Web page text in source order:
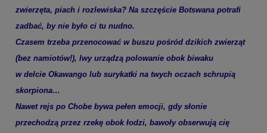
zwierzęta, piach i rozlewiska? Na szczęście Botswana potrafi
zadbać, by nie było ci tu nudno.
Czasem trzeba przenocować w buszu pośród dzikich zwierząt
(bez namiotów!), lwy urządzą polowanie obok biwaku
w delcie Okawango lub surykatki na twych oczach schrupią
skorpiona…
Nawet rejs po Chobe bywa pełen emocji, gdy słonie
przechodzą przez rzekę obok łodzi, bawoły obserwują cię